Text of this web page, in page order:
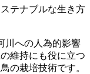
テナブルな生き方
川への人為的影響
維持にも役に立つ
の栽培技術です。